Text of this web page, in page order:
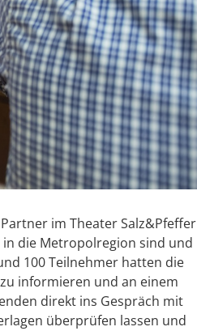
im Theater Salz&Pfeffer
die Metropolregion sind und
100 Teilnehmer hatten die
informieren und an einem
direkt ins Gespräch mit
überprüfen lassen und